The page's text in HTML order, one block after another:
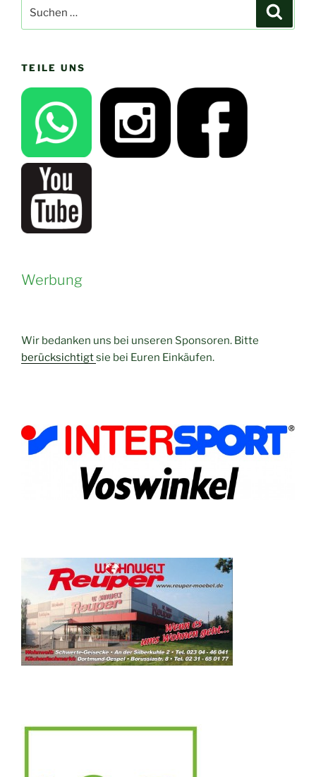
nach:
TEILE UNS
Werbung
Wir bedanken uns bei unseren Sponsoren. Bitte
berücksichtigtsie bei Euren Einkäufen.